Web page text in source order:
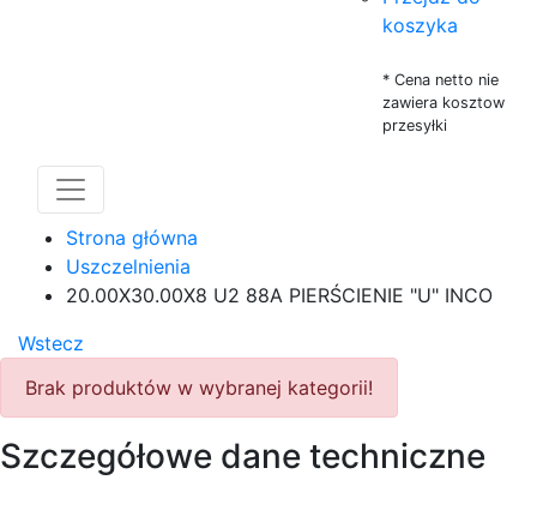
koszyka
* Cena netto nie
zawiera kosztow
przesyłki
Strona główna
Uszczelnienia
20.00X30.00X8 U2 88A PIERŚCIENIE "U" INCO
Wstecz
Brak produktów w wybranej kategorii!
Szczegółowe dane techniczne